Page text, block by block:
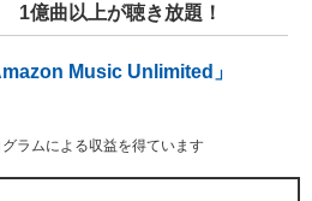
1億曲以上が聴き放題！
Music Unlimited」
ラムによる収益を得ています